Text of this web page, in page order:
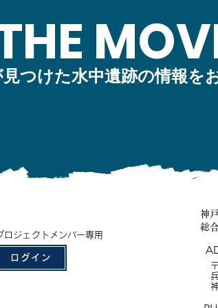
つけた水中遺跡の情報を
ロジェクトメンバー専用
ログイン
神
総